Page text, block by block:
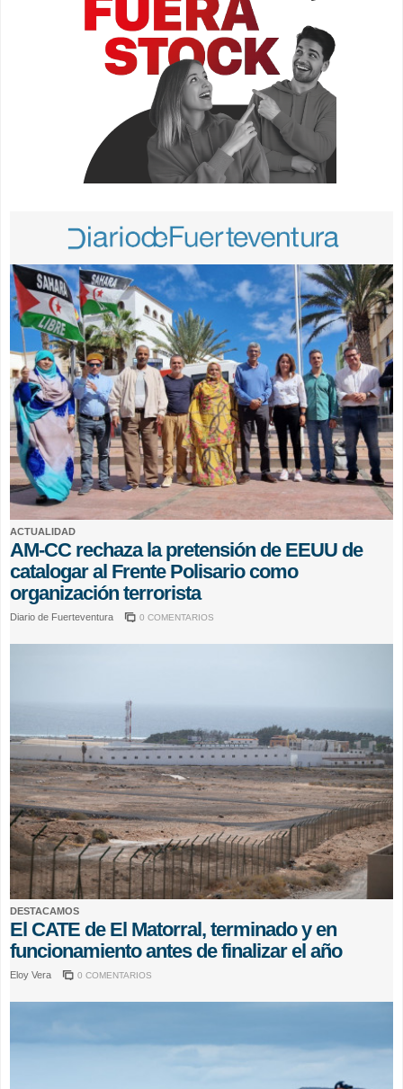
ACTUALIDAD
AM-CC rechaza la pretensión de EEUU de
catalogar al Frente Polisario como
organización terrorista
Diario de Fuerteventura 0 COMENTARIOS
DESTACAMOS
El CATE de El Matorral, terminado y en
funcionamiento antes de finalizar el año
Eloy Vera 0 COMENTARIOS